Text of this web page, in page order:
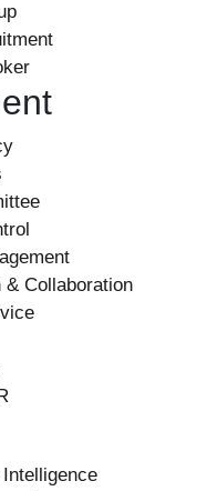
& Collaboration